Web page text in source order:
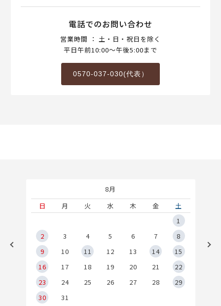
電話でのお問い合わせ
営業時間 ： 土・日・祝日を除く
平日午前10:00～午後5:00まで
0570-037-030(代表）
8月
日
月 火 水 木 金
土
1
2
3 4 5 6 7
8
9
10 11 12 13 14
15
16
17 18 19 20 21
22
23
24 25 26 27 28
29
30
31